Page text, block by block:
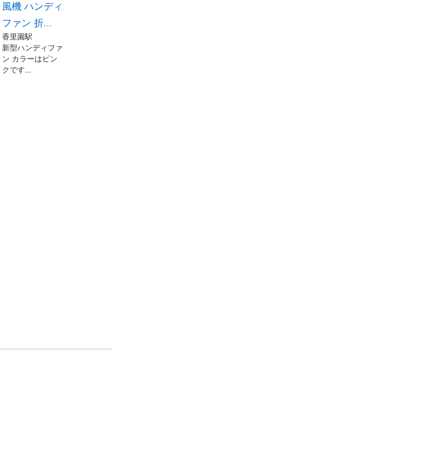
風機 ハンディ
ファン 折...
香里園駅
新型ハンディファ
ン カラーはピン
クです...